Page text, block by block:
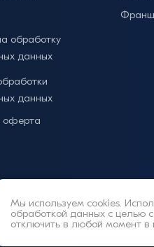
обработку
данных
данных
оферта
Мы используем cookies.
обработкой данных с целью
отключить в любой момент в